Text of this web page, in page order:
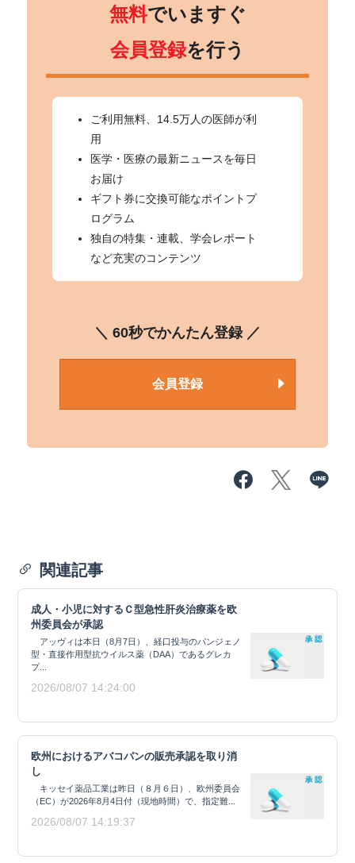
無料でいますぐ
会員登録を行う
ご利用無料、14.5万人の医師が利
用
医学・医療の最新ニュースを毎日
お届け
ギフト券に交換可能なポイントプ
ログラム
独自の特集・連載、学会レポート
など充実のコンテンツ
＼ 60秒でかんたん登録 ／
会員登録
関連記事
成人・小児に対するＣ型急性肝炎治療薬を欧
州委員会が承認
アッヴィは本日（8月7日）、経口投与のパンジェノ
型・直接作用型抗ウイルス薬（DAA）であるグレカ
プ...
2026/08/07 14:24:00
欧州におけるアバコパンの販売承認を取り消
し
キッセイ薬品工業は昨日（８月６日）、欧州委員会
（EC）が2026年8月4日付（現地時間）で、指定難...
2026/08/07 14:19:37